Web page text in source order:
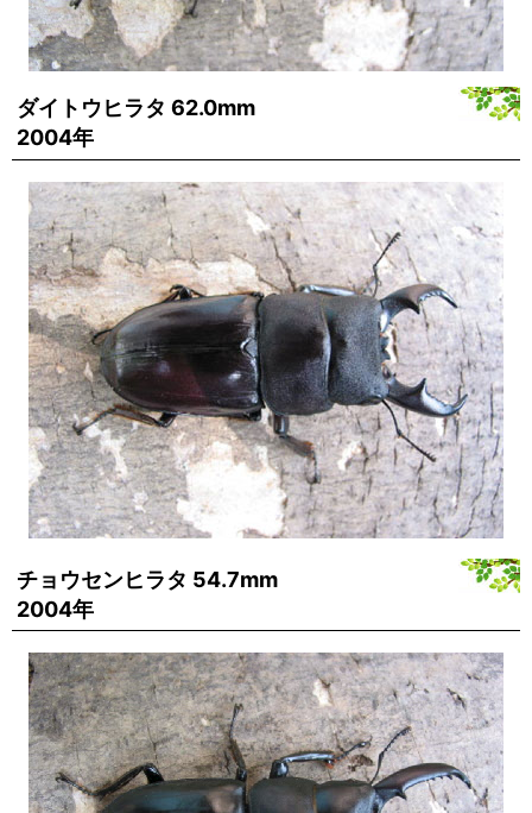
ダイトウヒラタ 62.0mm
2004年
チョウセンヒラタ 54.7mm
2004年